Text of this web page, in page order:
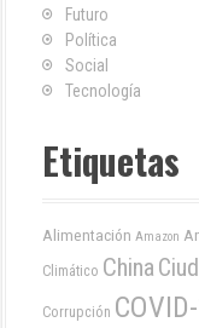
Futuro
Política
Social
Tecnología
Etiquetas
Alimentación Amazon
Climático China
Corrupción